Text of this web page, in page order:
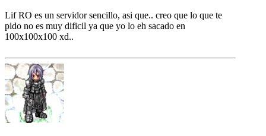
Lif RO es un servidor sencillo, asi que.. creo que lo que te
pido no es muy dificil ya que yo lo eh sacado en
100x100x100 xd..